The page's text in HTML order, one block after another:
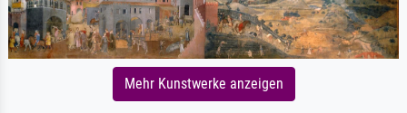
Mehr Kunstwerke anzeigen